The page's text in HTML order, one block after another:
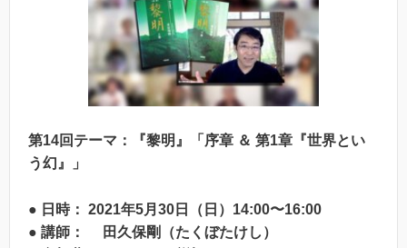
第14回テーマ：『黎明』「序章 ＆ 第1章『世界とい
う幻』」
● 日時： 2021年5月30日（日）14:00〜16:00
● 講師： 田久保剛（たくぼたけし）